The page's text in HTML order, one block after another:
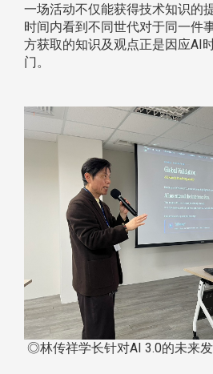
一场活动不仅能获得技术知识的
时间内看到不同世代对于同一件
方获取的知识及观点正是因应AI
门。
◎林传祥学长针对AI 3.0的未来